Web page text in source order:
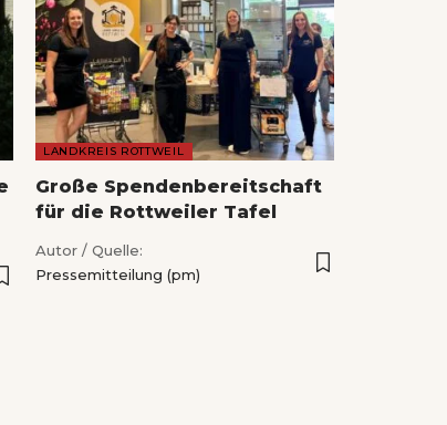
LANDKREIS ROTTWEIL
Große Spendenbereitschaft
für die Rottweiler Tafel
Autor / Quelle:
Pressemitteilung (pm)